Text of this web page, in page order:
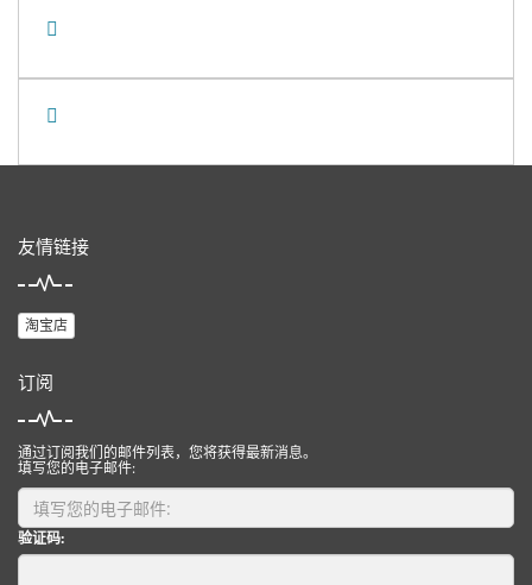
友情链接
淘宝店
订阅
通过订阅我们的邮件列表，您将获得最新消息。
填写您的电子邮件:
验证码: